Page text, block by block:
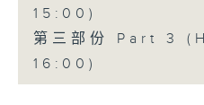
15:00)
第三部份 Part 3
16:00)